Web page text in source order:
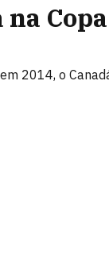
2014, o